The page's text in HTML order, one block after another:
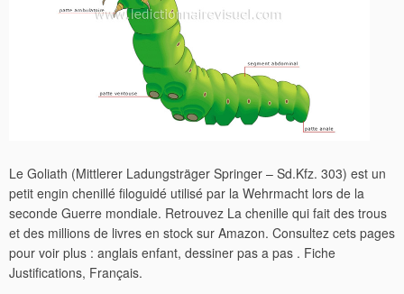
Le Goliath (Mittlerer Ladungsträger Springer – Sd.Kfz. 303) est un
petit engin chenillé filoguidé utilisé par la Wehrmacht lors de la
seconde Guerre mondiale. Retrouvez La chenille qui fait des trous
et des millions de livres en stock sur Amazon. Consultez cets pages
pour voir plus : anglais enfant, dessiner pas a pas . Fiche
Justifications, Français.